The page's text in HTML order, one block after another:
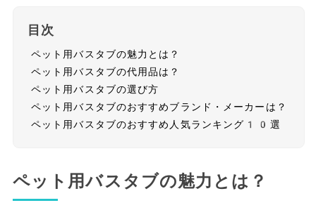
目次
ペット用バスタブの魅力とは？
ペット用バスタブの代用品は？
ペット用バスタブの選び方
ペット用バスタブのおすすめブランド・メーカーは？
ペット用バスタブのおすすめ人気ランキング10選
ペット用バスタブの魅力とは？